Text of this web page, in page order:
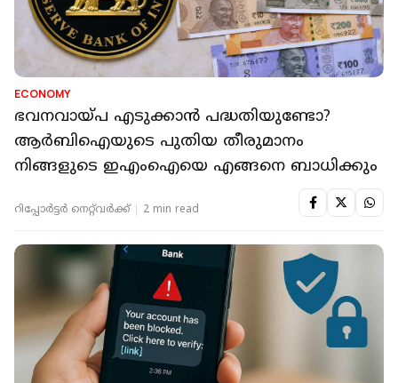
ECONOMY
ഭവനവായ്പ എടുക്കാൻ പദ്ധതിയുണ്ടോ?
ആർബിഐയുടെ പുതിയ തീരുമാനം
നിങ്ങളുടെ ഇഎംഐയെ എങ്ങനെ ബാധിക്കും
റിപ്പോർട്ടർ നെറ്റ്‌വര്‍ക്ക്‌ 2 min read